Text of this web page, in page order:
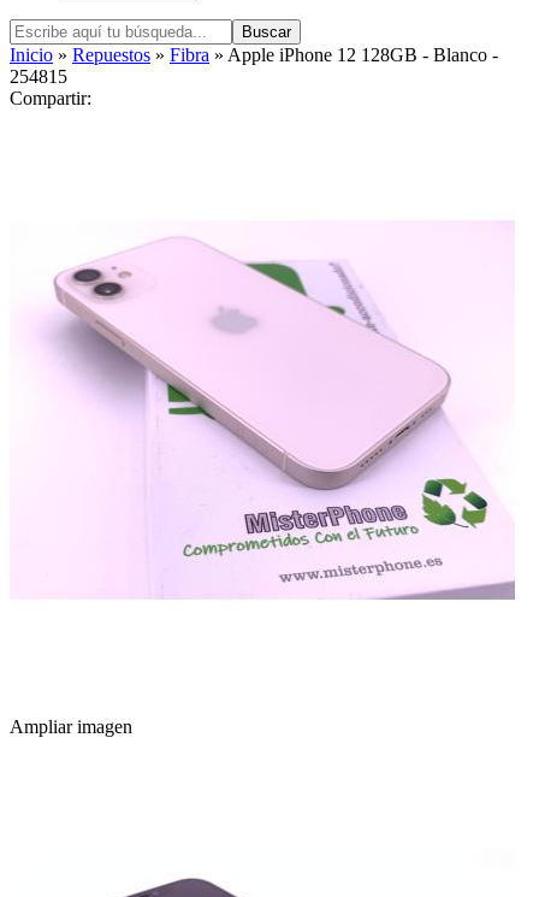
Buscar
Inicio » Repuestos » Fibra » Apple iPhone 12 128GB - Blanco -
254815
Compartir:
Ampliar imagen